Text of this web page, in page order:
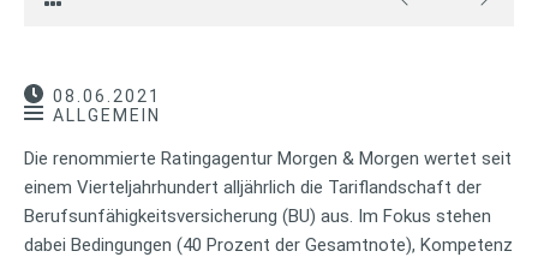
08.06.2021
ALLGEMEIN
Die renommierte Ratingagentur Morgen & Morgen wertet seit
einem Vierteljahrhundert alljährlich die Tariflandschaft der
Berufsunfähigkeitsversicherung (BU) aus. Im Fokus stehen
dabei Bedingungen (40 Prozent der Gesamtnote), Kompetenz